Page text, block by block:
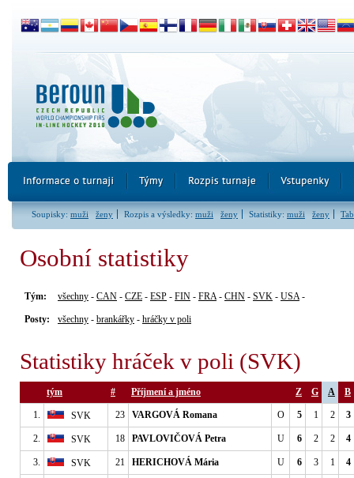
Soupisky: muži ženy Rozpis a výsledky: muži ženy Statistiky: muži ženy
Osobní statistiky
Tým: všechny - CAN - CZE - ESP - FIN - FRA- CHN - SVK - USA-
Posty: všechny - brankářky - hráčky v poli
Statistiky hráček v poli (SVK)
tým # Příjmení a jméno Z G A B
1. SVK 23 VARGOVÁ Romana O 5 1 2 3
2. SVK 18 PAVLOVIČOVÁ Petra U 6 2 2 4
3. SVK 21 HERICHOVÁ Mária U 6 3 1 4